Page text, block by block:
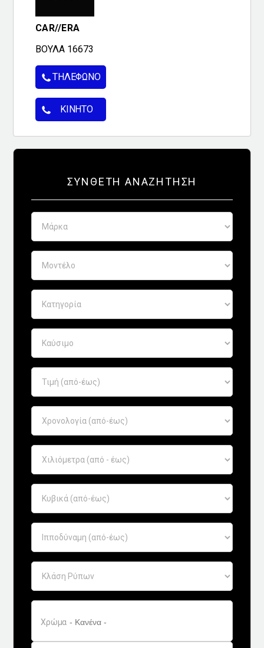
CAR//ERA
ΒΟΥΛΑ 16673
ΤΗΛΈΦΩΝΟ
ΚΙΝΗΤΌ
ΣΎΝΘΕΤΗ ΑΝΑΖΉΤΗΣΗ
Χρώμα